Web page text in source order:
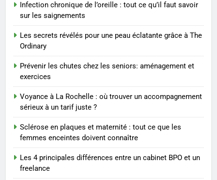
Sclérose en plaques et
maternité : tout ce que les
femmes enceintes doivent
SANTÉ
ENTREPRISE
2
Maigrir efficacement grâce aux
conseils pratiques
BIEN ÊTRE
Infection chronique de l’oreille : tout ce qu’il faut savoir
sur les saignements
Les secrets révélés pour une peau éclatante grâce à The
Ordinary
Prévenir les chutes chez les seniors: aménagement et
exercices
Voyance à La Rochelle : où trouver un accompagnement
sérieux à un tarif juste ?
Sclérose en plaques et maternité : tout ce que les
femmes enceintes doivent connaître
Les 4 principales différences entre un cabinet BPO et un
freelance